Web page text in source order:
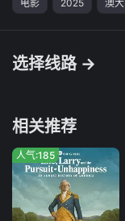
电影 2025 澳大
选择线路 →
相关推荐
人气:185